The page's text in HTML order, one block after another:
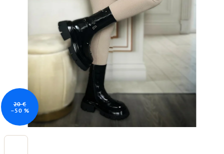
20 €
–50 %